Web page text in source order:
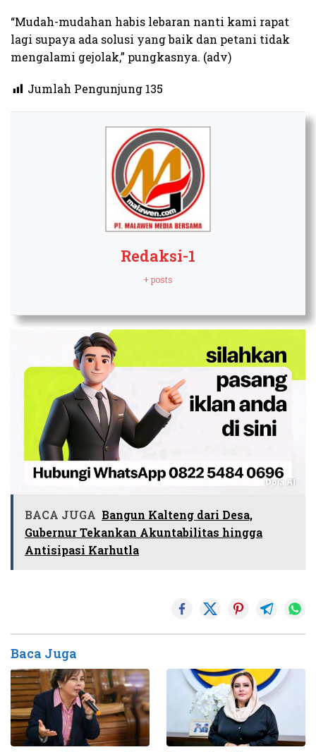
“Mudah-mudahan habis lebaran nanti kami rapat
lagi supaya ada solusi yang baik dan petani tidak
mengalami gejolak,” pungkasnya. (adv)
Jumlah Pengunjung 135
Redaksi-1
+ posts
BACA JUGA Bangun Kalteng dari Desa,
Gubernur Tekankan Akuntabilitas hingga
Antisipasi Karhutla
Baca Juga